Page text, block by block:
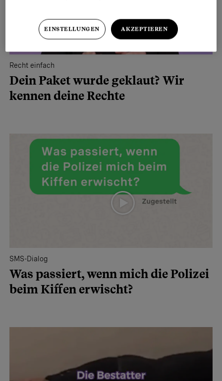
Recht einfach
Dein Paket wurde geklaut? Wir
kennen deine Rechte
SMS-Dialog
Was passiert, wenn mich die Polizei
beim Kiffen erwischt?
EINSTELLUNGEN AKZEPTIEREN